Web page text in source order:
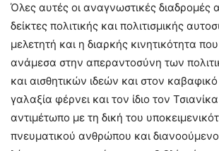
Όλες αυτές οι αναγνωστικές διαδρομές
δείκτες πολιτικής και πολιτισμικής
μελετητή και η διαρκής κινητικότητα
ανάμεσα στην απεραντοσύνη των
και αισθητικών ιδεών και στον καβαφικό
γαλαξία φέρνει και τον ίδιο τον
αντιμέτωπο με τη δική του
πνευματικού ανθρώπου και